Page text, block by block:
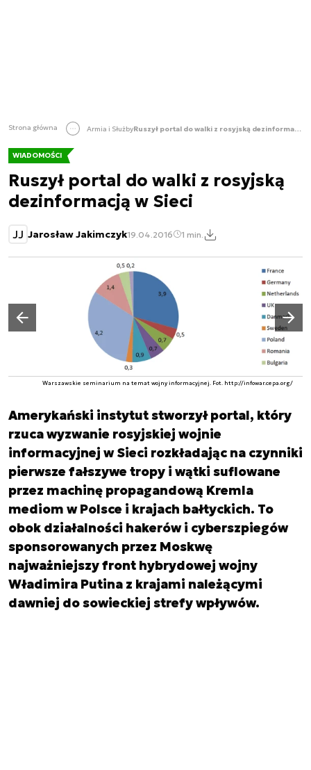
Strona główna Armia i Służby Ruszył portal do walki z rosyjską dezinformacją w Sieci
WIADOMOŚCI
Ruszył portal do walki z rosyjską
dezinformacją w Sieci
JJ Jarosław Jakimczyk19.04.2016 1 min.
Warszawskie seminarium na temat wojny informacyjnej. Fot. http://infowar.cepa.org/
Poprzedni slajd
Następny slajd
Amerykański instytut stworzył portal, który
rzuca wyzwanie rosyjskiej wojnie
informacyjnej w Sieci rozkładając na czynniki
pierwsze fałszywe tropy i wątki suflowane
przez machinę propagandową Kremla
mediom w Polsce i krajach bałtyckich. To
obok działalności hakerów i cyberszpiegów
sponsorowanych przez Moskwę
najważniejszy front hybrydowej wojny
Władimira Putina z krajami należącymi
dawniej do sowieckiej strefy wpływów.